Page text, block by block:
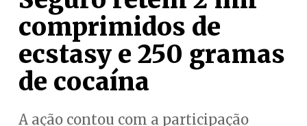
comprimidos de
ecstasy e 250 gramas
de cocaína
A ação contou com a participação